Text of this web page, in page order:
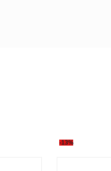
-13%